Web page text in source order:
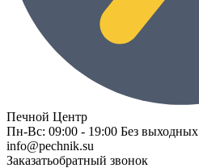
Печной Центр
Пн-Вс: 09:00 - 19:00 Без выходных
info@pechnik.su
Заказатьобратный звонок